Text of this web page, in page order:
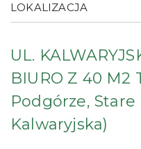
LOKALIZACJA
UL.
BIURO Z 40 M2
Podgórze,
Kalwaryjska)